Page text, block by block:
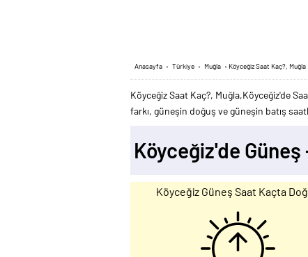
Anasayfa › Türkiye › Muğla › Köyceğiz Saat Kaç?, Muğla
Köyceğiz Saat Kaç?, Muğla,Köyceğiz'de
farkı, güneşin doğuş ve güneşin batış
Köyceğiz'de
Köyceğiz Güneş Saat Kaçta